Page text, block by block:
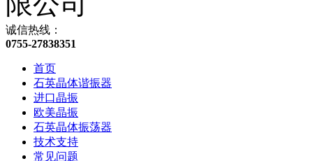
诚信热线：
0755-27838351
首页
石英晶体谐振器
进口晶振
欧美晶振
石英晶体振荡器
技术支持
常见问题